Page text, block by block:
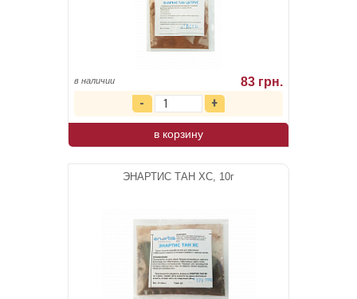
в наличии 83 грн.
в корзину
ЭНАРТИС ТАН ХС, 10г